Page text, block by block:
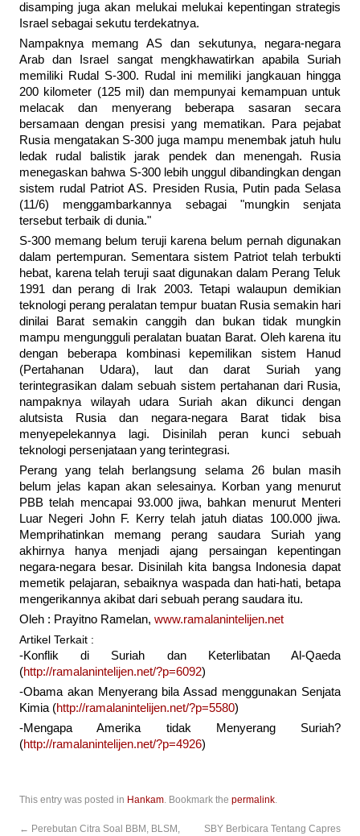
disamping juga akan melukai melukai kepentingan strategis
Israel sebagai sekutu terdekatnya.
Nampaknya memang AS dan sekutunya, negara-negara
Arab dan Israel sangat mengkhawatirkan apabila Suriah
memiliki Rudal S-300. Rudal ini memiliki jangkauan hingga
200 kilometer (125 mil) dan mempunyai kemampuan untuk
melacak dan menyerang beberapa sasaran secara
bersamaan dengan presisi yang mematikan. Para pejabat
Rusia mengatakan S-300 juga mampu menembak jatuh hulu
ledak rudal balistik jarak pendek dan menengah. Rusia
menegaskan bahwa S-300 lebih unggul dibandingkan dengan
sistem rudal Patriot AS. Presiden Rusia, Putin pada Selasa
(11/6) menggambarkannya sebagai "mungkin senjata
tersebut terbaik di dunia."
S-300 memang belum teruji karena belum pernah digunakan
dalam pertempuran. Sementara sistem Patriot telah terbukti
hebat, karena telah teruji saat digunakan dalam Perang Teluk
1991 dan perang di Irak 2003. Tetapi walaupun demikian
teknologi perang peralatan tempur buatan Rusia semakin hari
dinilai Barat semakin canggih dan bukan tidak mungkin
mampu mengungguli peralatan buatan Barat. Oleh karena itu
dengan beberapa kombinasi kepemilikan sistem Hanud
(Pertahanan Udara), laut dan darat Suriah yang
terintegrasikan dalam sebuah sistem pertahanan dari Rusia,
nampaknya wilayah udara Suriah akan dikunci dengan
alutsista Rusia dan negara-negara Barat tidak bisa
menyepelekannya lagi. Disinilah peran kunci sebuah
teknologi persenjataan yang terintegrasi.
Perang yang telah berlangsung selama 26 bulan masih
belum jelas kapan akan selesainya. Korban yang menurut
PBB telah mencapai 93.000 jiwa, bahkan menurut Menteri
Luar Negeri John F. Kerry telah jatuh diatas 100.000 jiwa.
Memprihatinkan memang perang saudara Suriah yang
akhirnya hanya menjadi ajang persaingan kepentingan
negara-negara besar. Disinilah kita bangsa Indonesia dapat
memetik pelajaran, sebaiknya waspada dan hati-hati, betapa
mengerikannya akibat dari sebuah perang saudara itu.
Oleh : Prayitno Ramelan, www.ramalanintelijen.net
Artikel Terkait :
-Konflik di Suriah dan Keterlibatan Al-Qaeda
(http://ramalanintelijen.net/?p=6092)
-Obama akan Menyerang bila Assad menggunakan Senjata
Kimia (http://ramalanintelijen.net/?p=5580)
-Mengapa Amerika tidak Menyerang Suriah?
(http://ramalanintelijen.net/?p=4926)
This entry was posted in Hankam. Bookmark the permalink.
← Perebutan Citra Soal BBM, BLSM,
SBY Berbicara Tentang Capres